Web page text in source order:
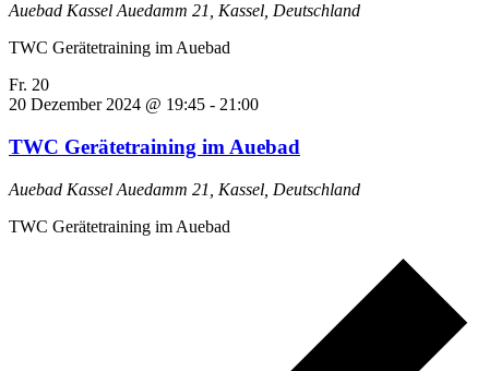
Auebad Kassel Auedamm 21, Kassel, Deutschland
TWC Gerätetraining im Auebad
Fr. 20
20 Dezember 2024 @ 19:45 - 21:00
TWC Gerätetraining im Auebad
Auebad Kassel Auedamm 21, Kassel, Deutschland
TWC Gerätetraining im Auebad